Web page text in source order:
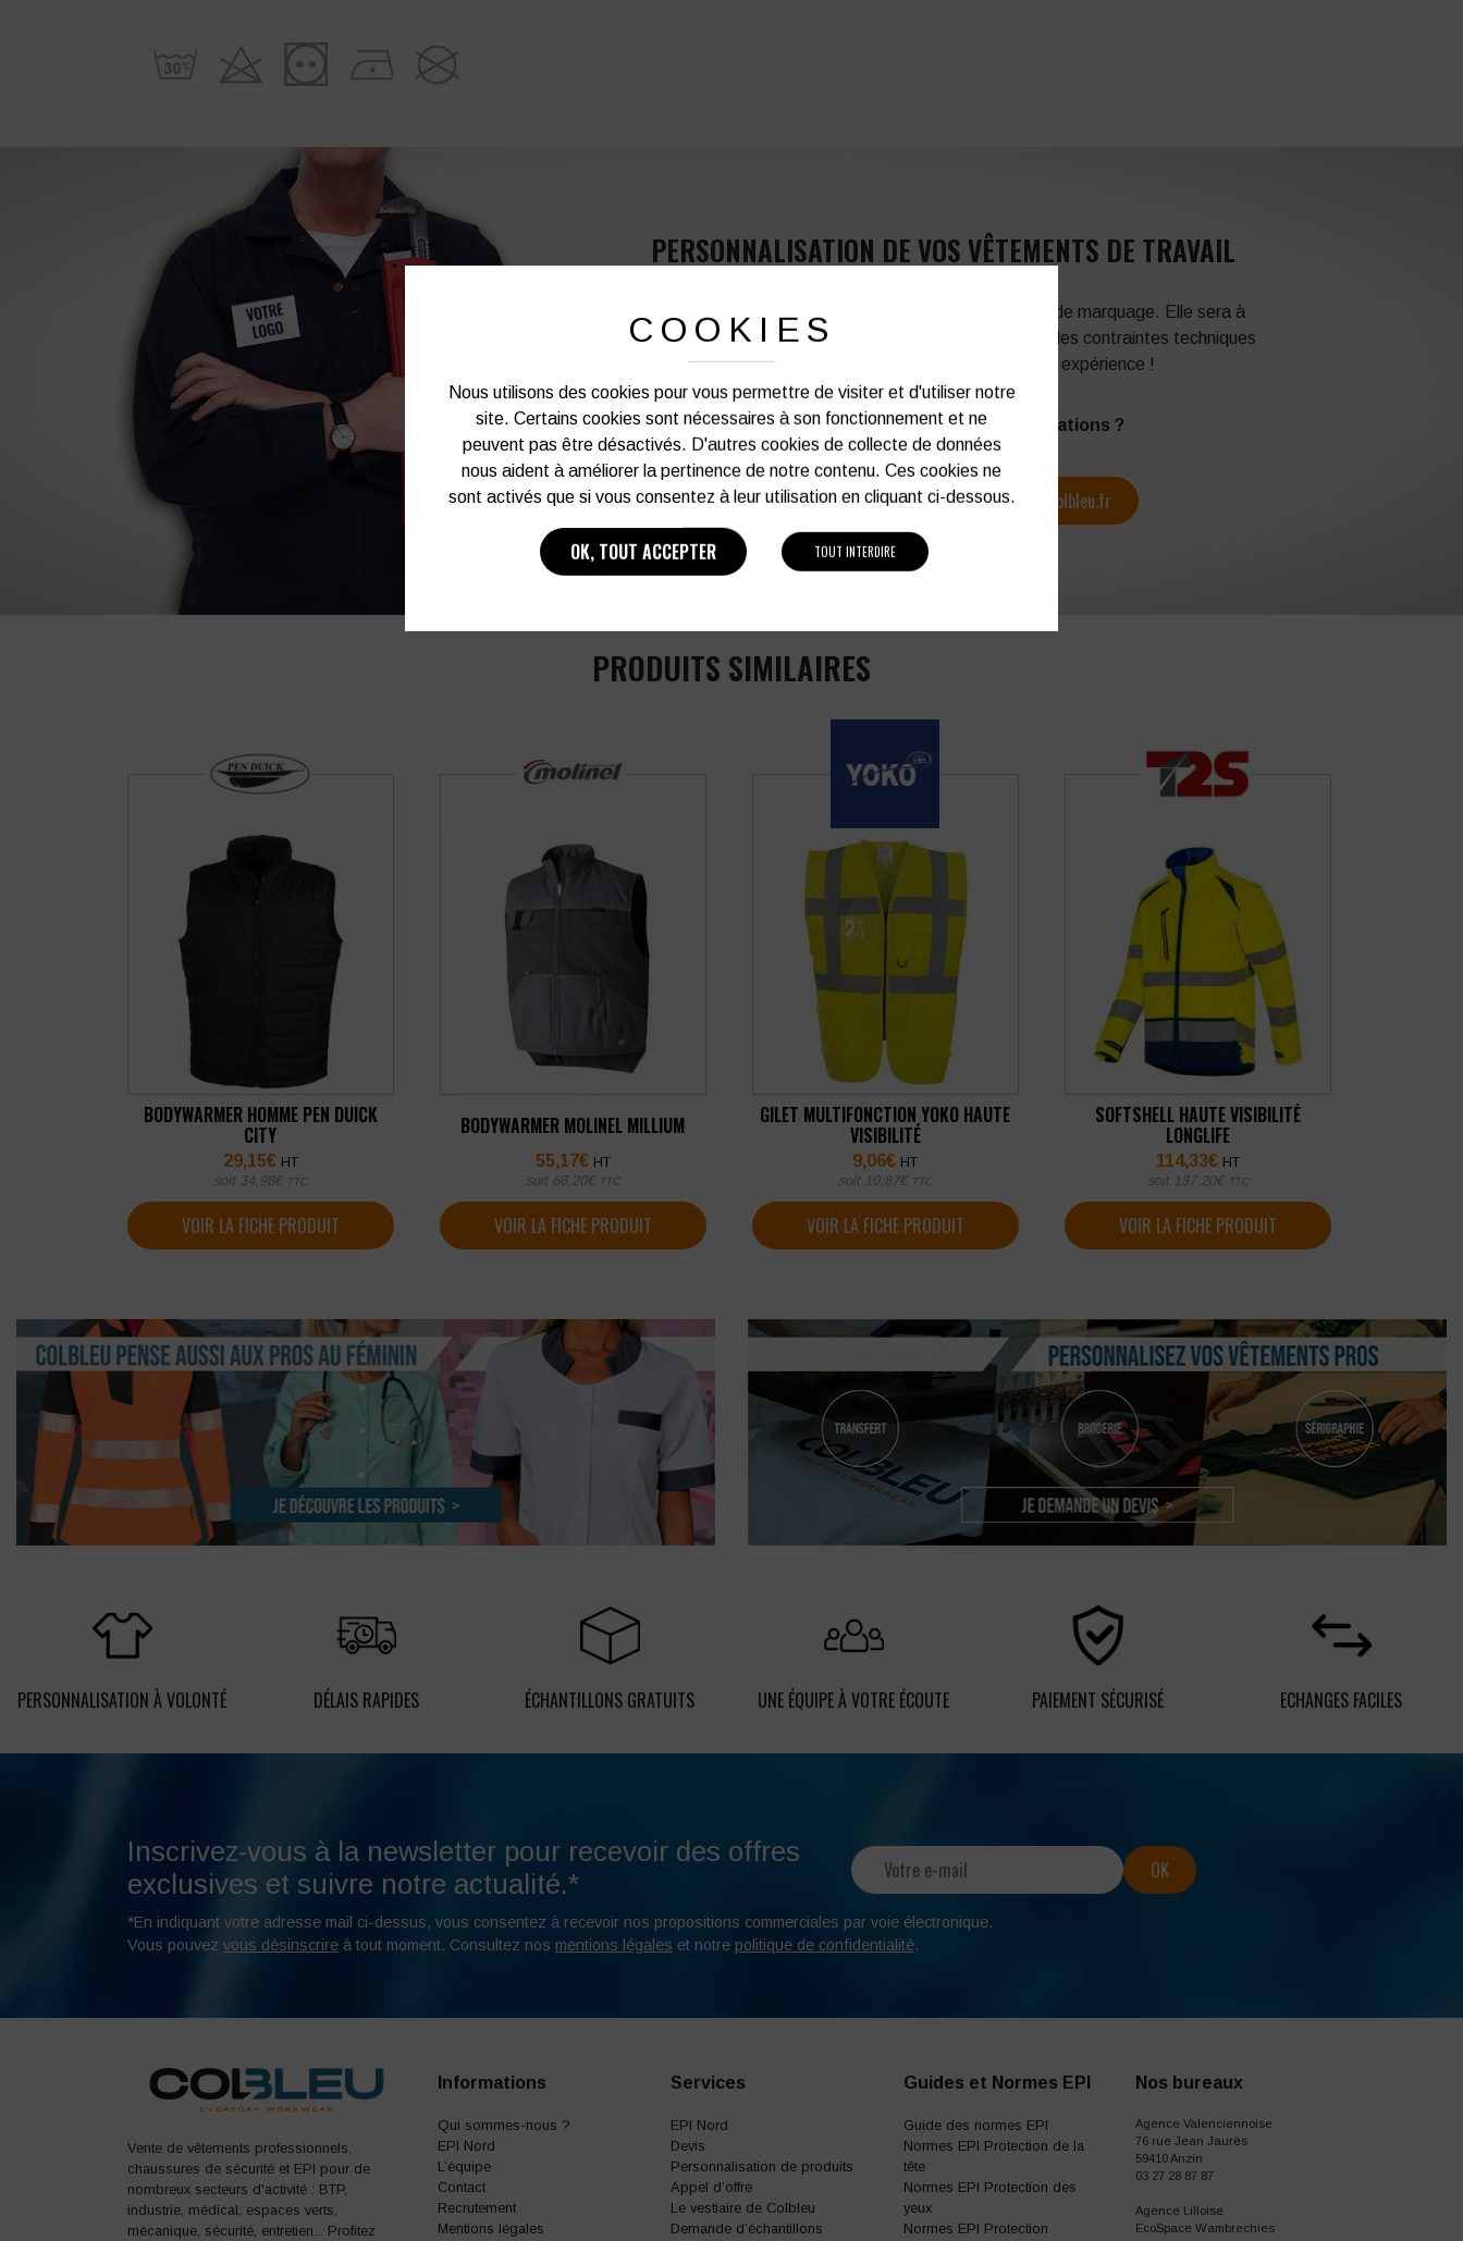
PERSONNALISATION DE VOS VÊTEMENTS DE TRAVAIL
Notre graphiste connait les produits et les techniques de marquage. Elle sera à
votre service afin d’optimiser votre support en fonction des contraintes techniques
et de vos besoins d’image. Profitez de son expérience !
Vous souhaitez avoir plus d’informations ?
03 27 28 87 86 contact@colbleu.fr
PRODUITS SIMILAIRES
BODYWARMER HOMME PEN DUICK
CITY
29,15€ HT
soit 34,98€ TTC
VOIR LA FICHE PRODUIT
BODYWARMER MOLINEL MILLIUM
55,17€ HT
soit 66,20€ TTC
VOIR LA FICHE PRODUIT
GILET MULTIFONCTION YOKO HAUTE
VISIBILITÉ
9,06€ HT
soit 10,87€ TTC
VOIR LA FICHE PRODUIT
SOFTSHELL HAUTE VISIBILITÉ
LONGLIFE
114,33€ HT
soit 137,20€ TTC
VOIR LA FICHE PRODUIT
PERSONNALISATION À VOLONTÉ DÉLAIS RAPIDES ÉCHANTILLONS GRATUITS UNE ÉQUIPE À VOTRE ÉCOUTE PAIEMENT SÉCURISÉ ECHANGES FACILES
Inscrivez-vous à la newsletter pour recevoir des offres
exclusives et suivre notre actualité.*
*En indiquant votre adresse mail ci-dessus, vous consentez à recevoir nos propositions commerciales par voie électronique.
Vous pouvez vous désinscrire à tout moment. Consultez nos mentions légales et notre politique de confidentialité.
Vente de vêtements professionnels,
chaussures de sécurité et EPI pour de
nombreux secteurs d'activité : BTP,
industrie, médical, espaces verts,
mécanique, sécurité, entretien... Profitez
Informations
Qui sommes-nous ?
EPI Nord
L’équipe
Contact
Recrutement
Mentions légales
Services
EPI Nord
Devis
Personnalisation de produits
Appel d’offre
Le vestiaire de Colbleu
Demande d’échantillons
Guides et Normes EPI
Guide des normes EPI
Normes EPI Protection de la
tête
Normes EPI Protection des
yeux
Normes EPI Protection
Nos bureaux
Agence Valenciennoise
76 rue Jean Jaurès
59410 Anzin
03 27 28 87 87
Agence Lilloise
EcoSpace Wambrechies
COOKIES
Nous utilisons des cookies pour vous permettre de visiter et d'utiliser notre
site. Certains cookies sont nécessaires à son fonctionnement et ne
peuvent pas être désactivés. D'autres cookies de collecte de données
nous aident à améliorer la pertinence de notre contenu. Ces cookies ne
sont activés que si vous consentez à leur utilisation en cliquant ci-dessous.
OK, TOUT ACCEPTER TOUT INTERDIRE